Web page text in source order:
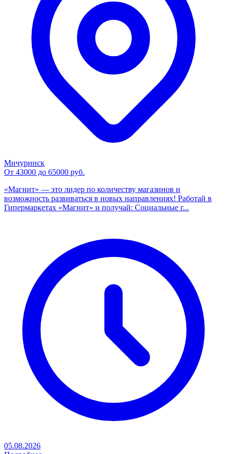
Мичуринск
От 43000 до 65000 руб.
«Магнит» — это лидер по количеству магазинов и
возможность развиваться в новых направлениях! Работай в
Гипермаркетах «Магнит» и получай: Социальные г...
05.08.2026